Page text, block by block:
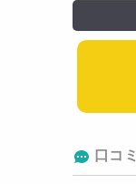
口コミ